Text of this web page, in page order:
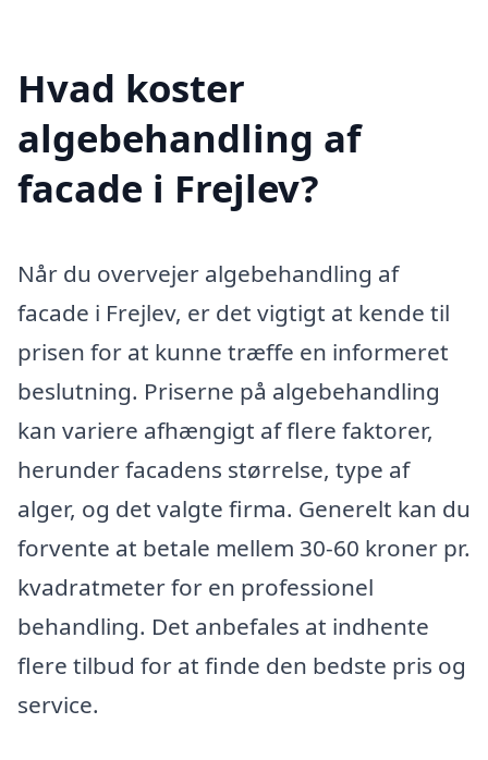
Hvad koster
algebehandling af
facade i Frejlev?
Når du overvejer algebehandling af
facade i Frejlev, er det vigtigt at kende til
prisen for at kunne træffe en informeret
beslutning. Priserne på algebehandling
kan variere afhængigt af flere faktorer,
herunder facadens størrelse, type af
alger, og det valgte firma. Generelt kan du
forvente at betale mellem 30-60 kroner pr.
kvadratmeter for en professionel
behandling. Det anbefales at indhente
flere tilbud for at finde den bedste pris og
service.